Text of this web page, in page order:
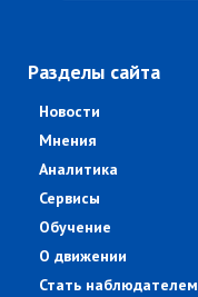
Разделы сайта
Новости
Мнения
Аналитика
Сервисы
Обучение
О движении
Стать наблюдателем